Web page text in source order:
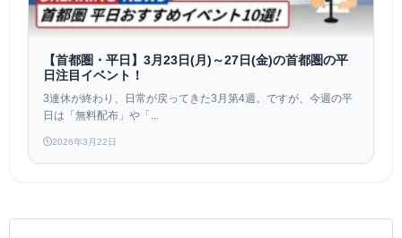
【首都圏・平日】3月23日(月)～27日(金)の首都圏の平
日注目イベント！
3連休が終わり、日常が戻ってきた3月第4週。ですが、今週の平
日は「無料配布」や「...
2026年3月22日